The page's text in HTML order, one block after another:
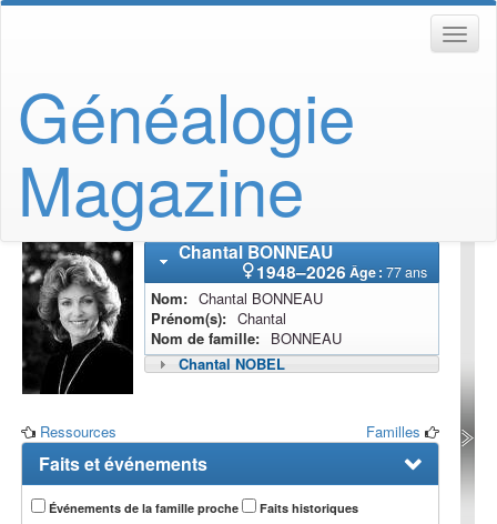
Généalogie
Magazine
ChantalBONNEAU
1948–2026 Âge : 77 ans
Nom Chantal BONNEAU
Prénom(s)
Chantal
Nom de famille
BONNEAU
ChantalNOBEL
Ressources Familles
Faits et événements
Événements de la famille proche Faits historiques